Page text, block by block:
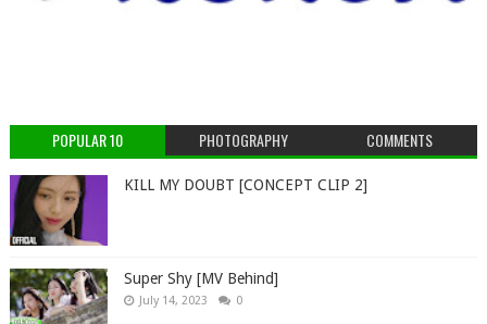
POPULAR 10 PHOTOGRAPHY COMMENTS
KILL MY DOUBT [CONCEPT CLIP 2]
Super Shy [MV Behind]
July 14, 2023 0